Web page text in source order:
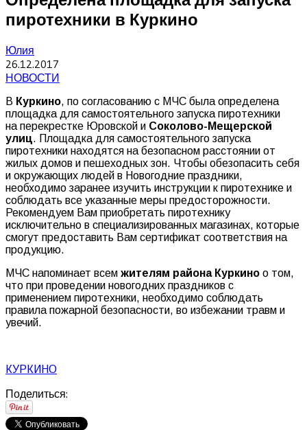
пиротехники в Куркино
Юлия
26.12.2017
НОВОСТИ
В Куркино, по согласованию с МЧС была определена
площадка для самостоятельного запуска пиротехники
на перекрестке Юровской и Соколово-Мещерской
улиц. Площадка для самостоятельного запуска
пиротехники находятся на безопасном расстоянии от
жилых домов и пешеходных зон. Чтобы обезопасить себя
и окружающих людей в Новогодние праздники,
необходимо заранее изучить инструкции к пиротехнике и
соблюдать все указанные меры предосторожности.
Рекомендуем Вам приобретать пиротехнику
исключительно в специализированных магазинах, которые
смогут предоставить Вам сертификат соответствия на
продукцию.
МЧС напоминает всем жителям района Куркино о том,
что при проведении новогодних праздников с
применением пиротехники, необходимо соблюдать
правила пожарной безопасности, во избежании травм и
увечий.
КУРКИНО
Поделиться: